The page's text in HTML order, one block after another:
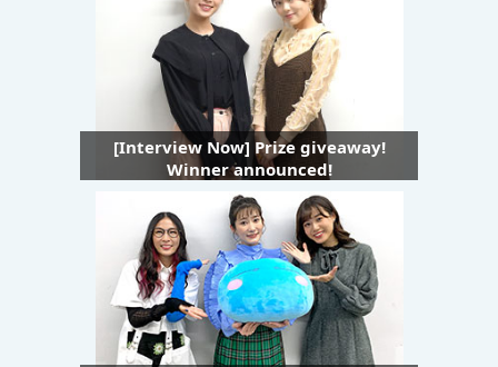
[Interview Now] Prize giveaway!
Winner announced!